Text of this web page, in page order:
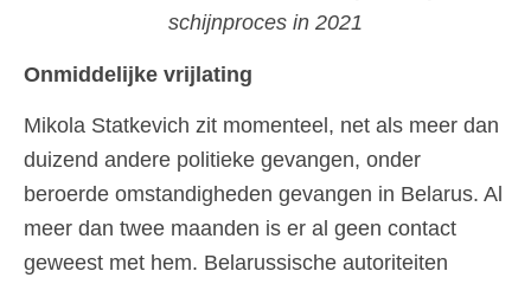
schijnproces in 2021
Onmiddelijke vrijlating
Mikola Statkevich zit momenteel, net als meer dan
duizend andere politieke gevangen, onder
beroerde omstandigheden gevangen in Belarus. Al
meer dan twee maanden is er al geen contact
geweest met hem. Belarussische autoriteiten